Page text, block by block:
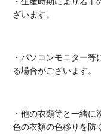
ざいます。
・パソコンモニター
る場合がございます。
・他の衣類等と一緒
色の衣類の色移りを防